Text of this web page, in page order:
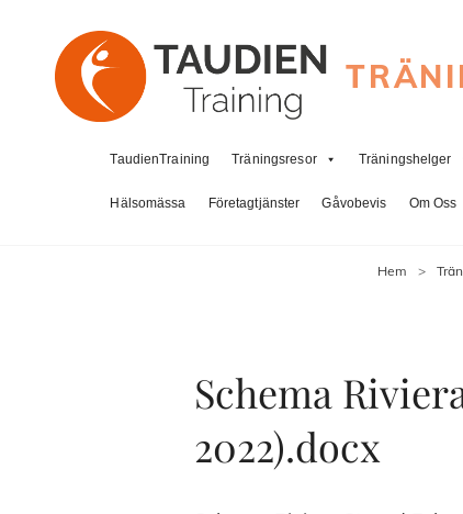
TaudienTraining Träningsresor Träningshelger
Hälsomässa Företagtjänster Gåvobevis Om Oss
Hem >
Schema
2022).docx